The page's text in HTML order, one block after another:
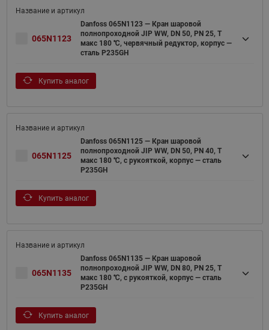
065N1123
Danfoss 065N1123 — Кран шаровой
полнопроходной JIP WW, DN 50, PN 25, T
макс 180 ℃, червячный редуктор, корпус —
сталь P235GH
Купить аналог
065N1125
Danfoss 065N1125 — Кран шаровой
полнопроходной JIP WW, DN 50, PN 40, T
макс 180 ℃, с рукояткой, корпус — сталь
P235GH
Купить аналог
065N1135
Danfoss 065N1135 — Кран шаровой
полнопроходной JIP WW, DN 80, PN 25, T
макс 180 ℃, с рукояткой, корпус — сталь
P235GH
Купить аналог